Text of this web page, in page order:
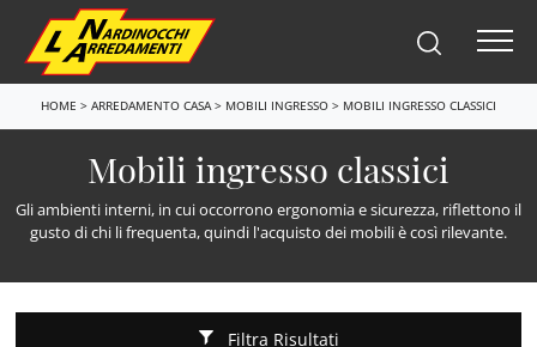
HOME > ARREDAMENTO CASA> MOBILI INGRESSO > MOBILI INGRESSO CLASSICI
Mobili ingresso classici
Gli ambienti interni, in cui occorrono ergonomia e sicurezza, riflettono il
gusto di chi li frequenta, quindi l'acquisto dei mobili è così rilevante.
Filtra Risultati